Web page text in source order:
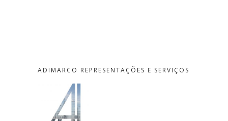
ADIMARCO REPRESENTAÇÕES E SERVIÇOS